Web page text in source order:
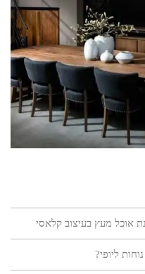
אוכל מעץ בעיצוב קלאסי
ליופי?